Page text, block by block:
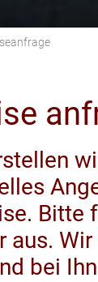
Bitte
aus.
bei